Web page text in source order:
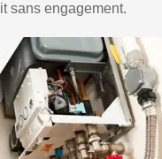
sans engagement.